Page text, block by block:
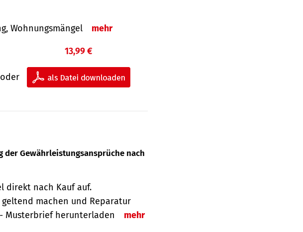
Wohnungsmängel mehr
oder
13,99 €
der Gewährleistungsansprüche nach
direkt nach Kauf auf.
machen und Reparatur
Musterbrief herunterladen
mehr